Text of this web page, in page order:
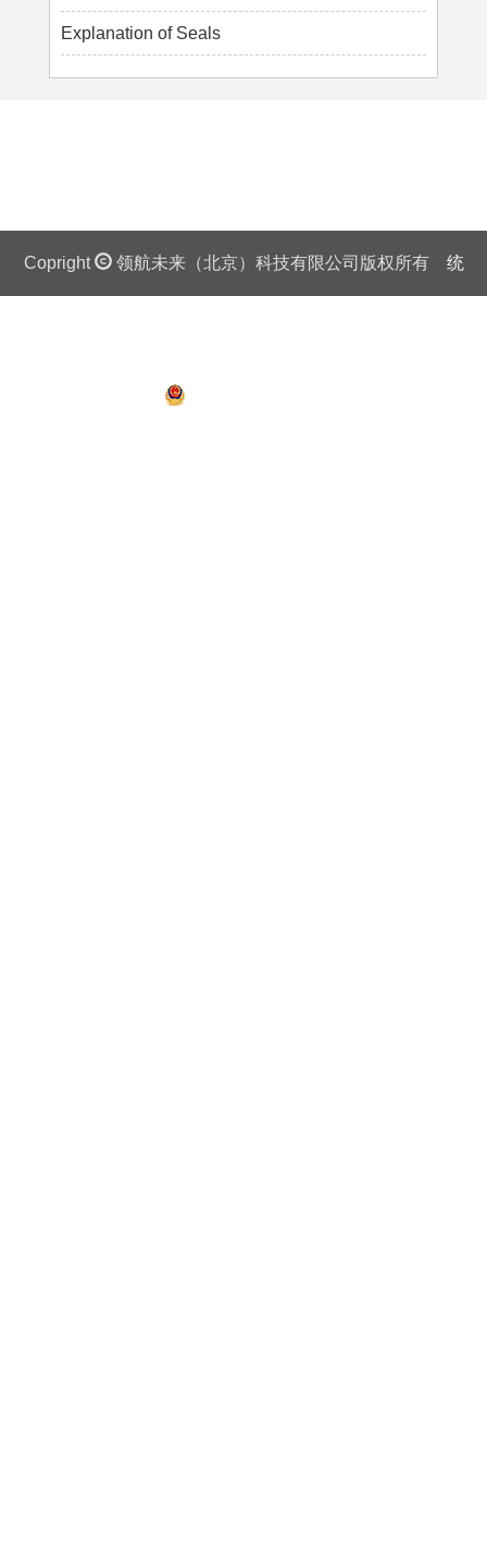
Explanation of Seals
Copright 领航未来（北京）科技有限公司版权所有 统